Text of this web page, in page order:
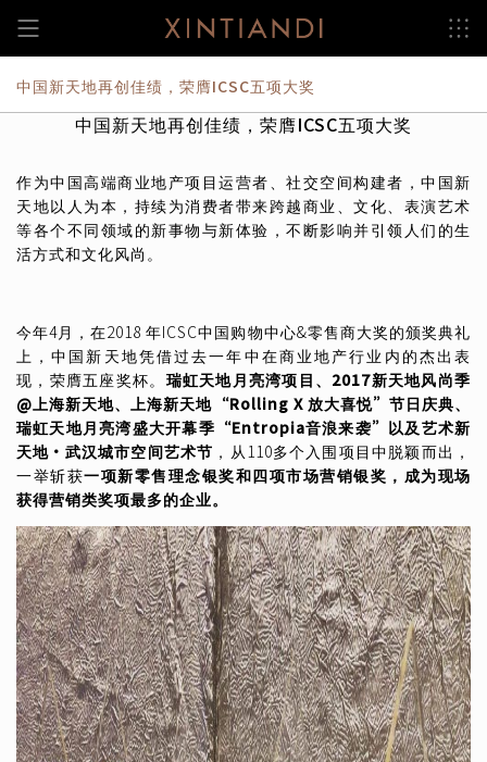
内
中国新天地再创佳绩，荣膺ICSC五项大奖
中国新天地再创佳绩，荣膺ICSC五项大奖
作为中国高端商业地产项目运营者、社交空间构建者，中国新
天地以人为本，持续为消费者带来跨越商业、文化、表演艺术
等各个不同领域的新事物与新体验，不断影响并引领人们的生
活方式和文化风尚。
今年4月，在2018 年ICSC中国购物中心&零售商大奖的颁奖典礼
上，中国新天地凭借过去一年中在商业地产行业内的杰出表
现，荣膺五座奖杯。 瑞虹天地月亮湾项目、 2017新天地风尚季
@上海新天地、上海新天地 “Rolling X 放大喜悦” 节日庆典、
瑞虹天地月亮湾盛大开幕季 “Entropia音浪来袭” 以及艺术新
天地 • 武汉城市空间艺术节 ，从110多个入围项目中脱颖而出，
一举斩获一项新零售理念银奖和四项市场营销银奖，成为现场
获得营销类奖项最多的企业。